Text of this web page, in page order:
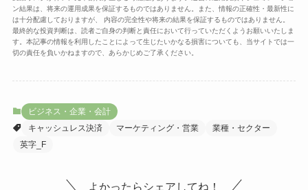
ン結果は、将来の運用成果を保証するものではありません。また、情報の正確性・最新性に
は十分配慮しておりますが、 内容の完全性や将来の結果を保証するものではありません。
最終的な投資判断は、読者ご自身の判断と責任において行っていただくようお願いいたしま
す。本記事の情報を利用したことによって生じたいかなる損害についても、当サイトでは一
切の責任を負いかねますので、あらかじめご了承ください。
ビジネス・企業・会計
キャッシュレス決済
マーケティング・営業
業種・セクター
英字_F
よかったらシェアしてね！